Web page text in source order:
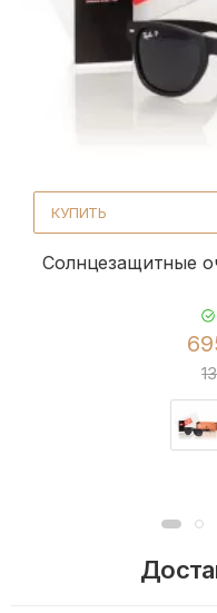
КУПИТЬ
Солнцезащитные